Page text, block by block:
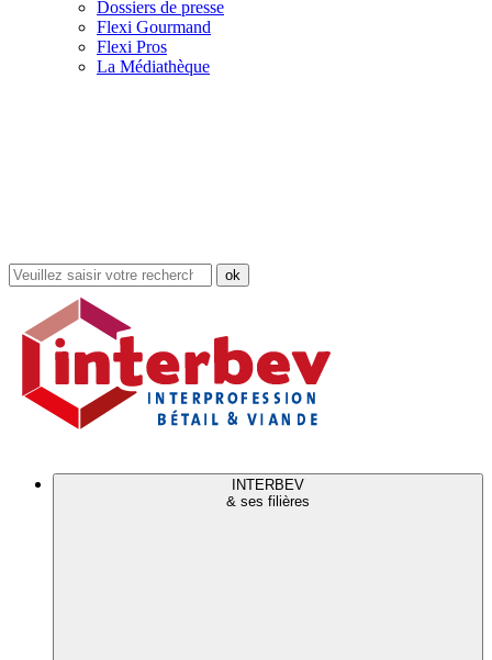
Dossiers de presse
Flexi Gourmand
Flexi Pros
La Médiathèque
Rechercher
dans
site
INTERBEV
& ses filières